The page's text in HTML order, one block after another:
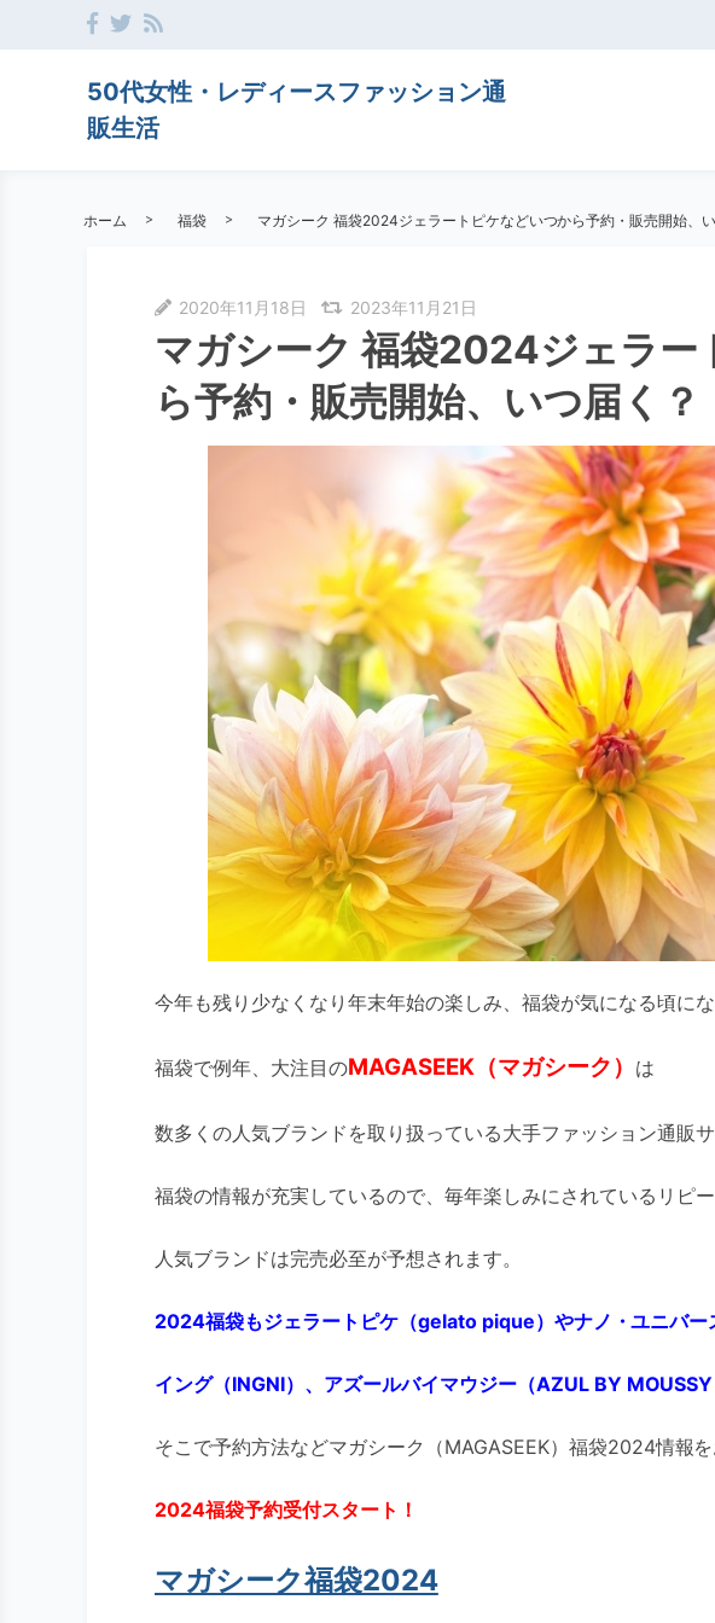
50代女性・レディースファッション通
販生活
ホーム 福袋 マガシーク 福袋2024ジェラートピケなどいつから予約・販売開始、
2020年11月18日 2023年11月21日
マガシーク 福袋2024ジェラー
ら予約・販売開始、いつ届く？
今年も残り少なくなり年末年始の楽しみ、福袋が気になる頃にな
福袋で例年、大注目のMAGASEEK（マガシーク） は
数多くの人気ブランドを取り扱っている大手ファッション通販サ
福袋の情報が充実しているので、毎年楽しみにされているリピー
人気ブランドは完売必至が予想されます。
2024福袋もジェラートピケ（gelato pique）やナノ・ユニバー
イング（INGNI）、アズールバイマウジー（AZUL BY MOUSSY
そこで予約方法などマガシーク（MAGASEEK）福袋2024情報を
2024福袋予約受付スタート！
マガシーク福袋2024